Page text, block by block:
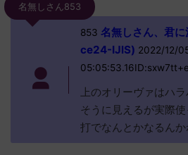
名無しさん853
853 名無しさん、君
ce24-IJlS) 2022/12/
上のオリーヴァはハ
そうに見えるが実際
打でなんとかなるんか